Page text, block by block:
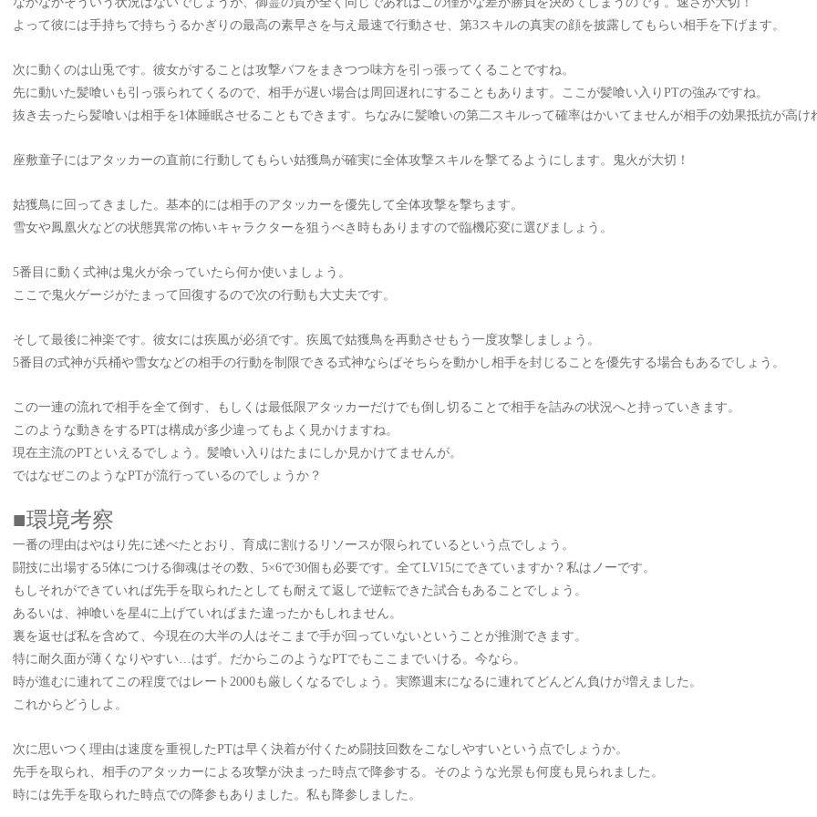
よって彼には手持ちで持ちうるかぎりの最高の素早さを与え最速で行動させ、第3スキルの真実の顔を披露してもらい相手を下げます。
次に動くのは山兎です。彼女がすることは攻撃バフをまきつつ味方を引っ張ってくることですね。
先に動いた髪喰いも引っ張られてくるので、相手が遅い場合は周回遅れにすることもあります。ここが髪喰い入り PTの強みですね。
抜き去ったら髪喰いは相手を1体睡眠させることもできます。ちなみに髪喰いの第二スキルって確率はかいてませんが相手の効果抵抗が高け
座敷童子にはアタッカーの直前に行動してもらい姑獲鳥が確実に全体攻撃スキルを撃てるようにします。鬼火が大切！
姑獲鳥に回ってきました。基本的には相手のアタッカーを優先して全体攻撃を撃ちます。
雪女や鳳凰火などの状態異常の怖いキャラクターを狙うべき時もありますので臨機応変に選びましょう。
5番目に動く式神は鬼火が余っていたら何か使いましょう。
ここで鬼火ゲージがたまって回復するので次の行動も大丈夫です。
そして最後に神楽です。彼女には疾風が必須です。疾風で姑獲鳥を再動させもう一度攻撃しましょう。
5番目の式神が兵桶や雪女などの相手の行動を制限できる式神ならばそちらを動かし相手を封じることを優先する場合もあるでしょう。
この一連の流れで相手を全て倒す、もしくは最低限アタッカーだけでも倒し切ることで相手を詰みの状況へと持っていきます。
このような動きをするPTは構成が多少違ってもよく見かけますね。
現在主流のPTといえるでしょう。髪喰い入りはたまにしか見かけてませんが。
ではなぜこのようなPTが流行っているのでしょうか？
■環境考察
一番の理由はやはり先に述べたとおり、育成に割けるリソースが限られているという点でしょう。
闘技に出場する5体につける御魂はその数、5×6で30個も必要です。全てLV15にできていますか？私はノーです。
もしそれができていれば先手を取られたとしても耐えて返しで逆転できた試合もあることでしょう。
あるいは、神喰いを星4に上げていればまた違ったかもしれません。
裏を返せば私を含めて、今現在の大半の人はそこまで手が回っていないということが推測できます。
特に耐久面が薄くなりやすい…はず。だからこのようなPTでもここまでいける。今なら。
時が進むに連れてこの程度ではレート 2000も厳しくなるでしょう。実際週末になるに連れてどんどん負けが増えました。
これからどうしよ。
次に思いつく理由は速度を重視したPTは早く決着が付くため闘技回数をこなしやすいという点でしょうか。
先手を取られ、相手のアタッカーによる攻撃が決まった時点で降参する。そのような光景も何度も見られました。
時には先手を取られた時点での降参もありました。私も降参しました。